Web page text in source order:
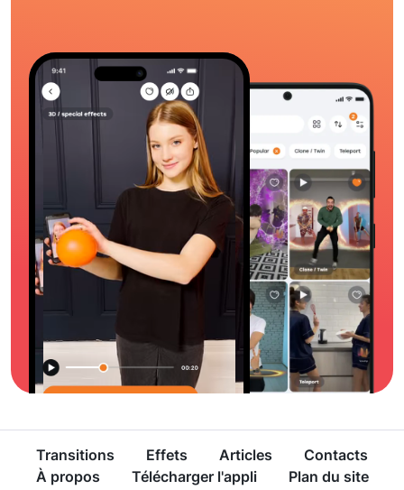
Transitions Effets Articles
Contacts
À propos
Télécharger l'appli Plan du site